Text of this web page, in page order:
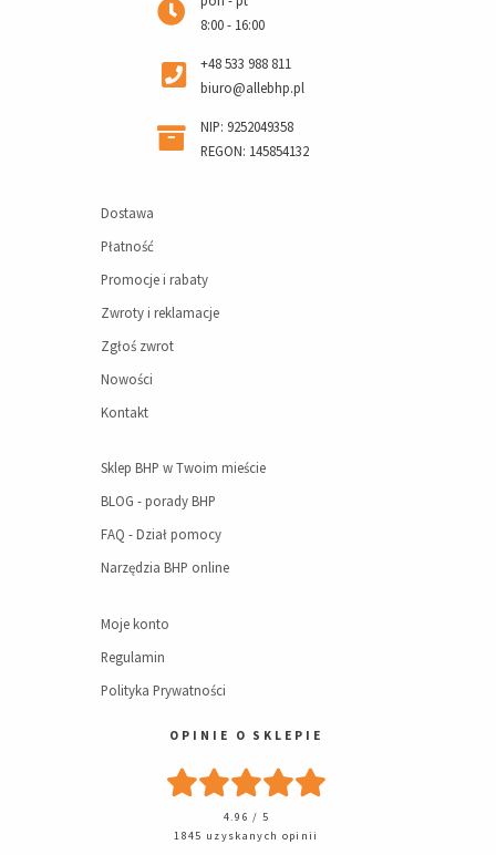
8:00 - 16:00
+48 533 988 811
biuro@allebhp.pl
NIP: 9252049358
REGON: 145854132
Dostawa
Płatność
Promocje i rabaty
Zwroty i reklamacje
Zgłoś zwrot
Nowości
Kontakt
Sklep BHP w Twoim mieście
BLOG - porady BHP
FAQ - Dział pomocy
Narzędzia BHP online
Moje konto
Regulamin
Polityka Prywatności
OPINIE O SKLEPIE
4.96 / 5
1845 uzyskanych opinii